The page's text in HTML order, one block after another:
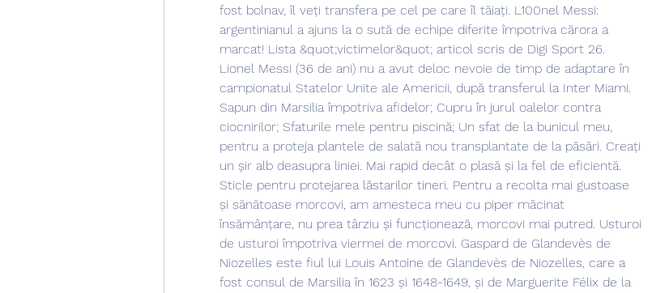
fost bolnav, îl veți transfera pe cel pe care îl tăiați. L100nel Messi:
argentinianul a ajuns la o sută de echipe diferite împotriva cărora a
marcat! Lista &quot;victimelor&quot; articol scris de Digi Sport 26.
Lionel Messi (36 de ani) nu a avut deloc nevoie de timp de adaptare în
campionatul Statelor Unite ale Americii, după transferul la Inter Miami.
Sapun din Marsilia împotriva afidelor; Cupru în jurul oalelor contra
ciocnirilor; Sfaturile mele pentru piscină; Un sfat de la bunicul meu,
pentru a proteja plantele de salată nou transplantate de la păsări. Creați
un șir alb deasupra liniei. Mai rapid decât o plasă și la fel de eficientă.
Sticle pentru protejarea lăstarilor tineri. Pentru a recolta mai gustoase
și sănătoase morcovi, am amesteca meu cu piper măcinat
însămânțare, nu prea târziu și funcționează, morcovi mai putred. Usturoi
de usturoi împotriva viermei de morcovi. Gaspard de Glandevès de
Niozelles este fiul lui Louis Antoine de Glandevès de Niozelles, care a
fost consul de Marsilia în 1623 și 1648-1649, și de Marguerite Félix de la